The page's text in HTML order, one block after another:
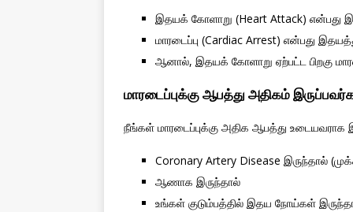
இதயக் கோளாறு (Heart Attack) என்பது
மாரடைப்பு (Cardiac Arrest) என்பது
ஆனால், இதயக் கோளாறு ஏற்பட்ட பிறகு
மாரடைப்புக்கு ஆபத்து அதிகம்
நீங்கள் மாரடைப்புக்கு அதிக ஆபத்து உடையவராக
Coronary Artery Disease இருந்தால்
ஆணாக இருந்தால்
உங்கள் குடும்பத்தில் இதய நோய்கள்